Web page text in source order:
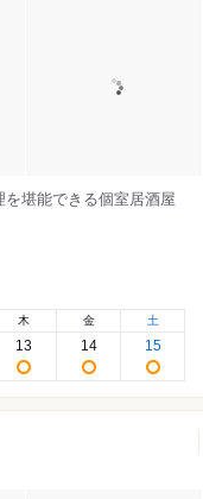
を堪能できる個室居酒屋
木
13
金
14
土
15